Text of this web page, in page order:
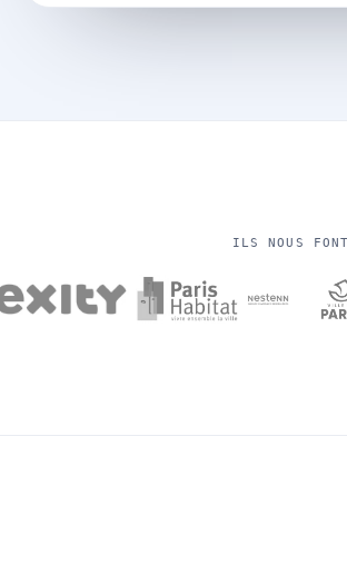
ILS NOUS